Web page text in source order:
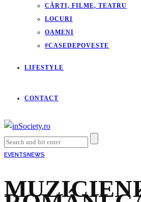
CĂRTI, FILME, TEATRU
LOCURI
OAMENI
#CASEDEPOVESTE
LIFESTYLE
CONTACT
EVENTSNEWS